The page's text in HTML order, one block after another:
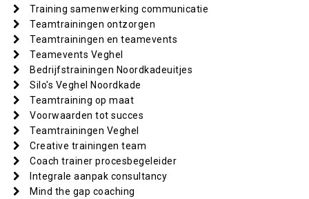
Training samenwerking communicatie
Teamtrainingen ontzorgen
Teamtrainingen en teamevents
Teamevents Veghel
Bedrijfstrainingen Noordkadeuitjes
Silo's Veghel Noordkade
Teamtraining op maat
Voorwaarden tot succes
Teamtrainingen Veghel
Creative trainingen team
Coach trainer procesbegeleider
Integrale aanpak consultancy
Mind the gap coaching